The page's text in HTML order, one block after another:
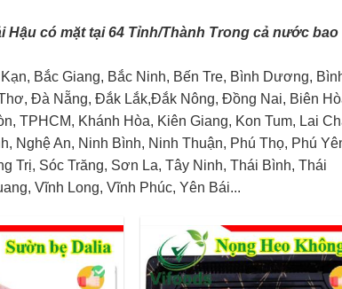
có mặt tại 64 Tỉnh/Thành Trong cả nước bao
Bắc Giang, Bắc Ninh, Bến Tre, Bình Dương,
Đà Nẵng, Đắk Lắk,Đắk Nông, Đồng Nai, Biên
TPHCM, Khánh Hòa, Kiên Giang, Kon Tum, Lai
Nghệ An, Ninh Bình, Ninh Thuận, Phú Thọ, Phú
Trị, Sóc Trăng, Sơn La, Tây Ninh, Thái Bình, Thái
Vĩnh Long, Vĩnh Phúc, Yên Bái...